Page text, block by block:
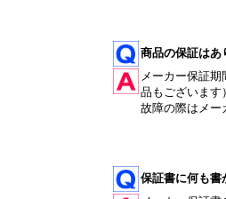
商品の保証はあ
メーカー保証
品もございます
故障の際はメー
保証書に何も